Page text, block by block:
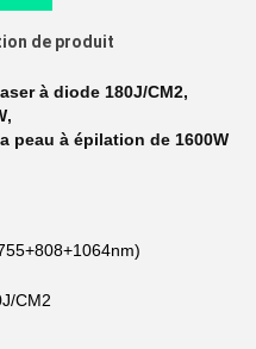
de produit
à diode 180J/CM2,
,
peau à épilation de 1600W
CM2